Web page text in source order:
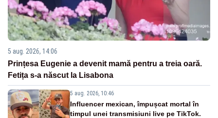
5 aug. 2026, 14:06
Prințesa Eugenie a devenit mamă pentru a treia oară.
Fetița s-a născut la Lisabona
5 aug. 2026, 10:46
Influencer mexican, împușcat mortal în
timpul unei transmisiuni live pe TikTok.